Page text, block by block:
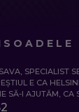
SPECIALIST
E CA
SĂ-I AJUTĂM, CA